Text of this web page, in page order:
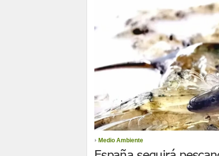
Medio Ambiente